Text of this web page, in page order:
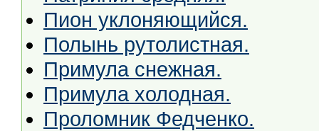
Пион уклоняющийся.
Полынь рутолистная.
Примула снежная.
Примула холодная.
Проломник Федченко.